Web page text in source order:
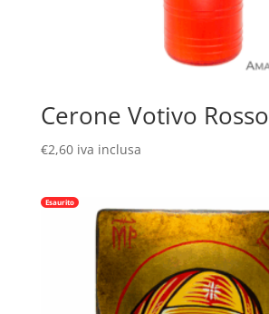
Cerone Votivo Rosso
€2,60 iva inclusa
Esaurito